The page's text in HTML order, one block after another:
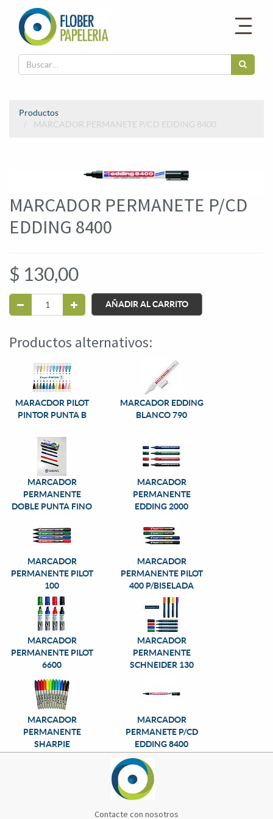
Productos
MARCADOR PERMANETE P/CD EDDING 8400
MARCADOR PERMANETE P/CD
EDDING 8400
$ 130,00
AÑADIR AL CARRITO
Productos alternativos:
MARACDOR PILOT
PINTOR PUNTA B
MARCADOR EDDING
BLANCO 790
MARCADOR
PERMANENTE
DOBLE PUNTA FINO
MARCADOR
PERMANENTE
EDDING 2000
MARCADOR
PERMANENTE PILOT
100
MARCADOR
PERMANENTE PILOT
400 P/BISELADA
MARCADOR
PERMANENTE PILOT
6600
MARCADOR
PERMANENTE
SCHNEIDER 130
MARCADOR
PERMANENTE
SHARPIE
MARCADOR
PERMANETE P/CD
EDDING 8400
Contacte con nosotros